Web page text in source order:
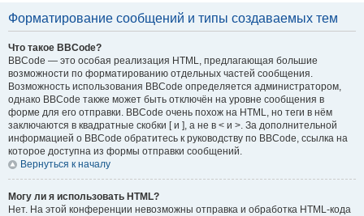
Форматирование сообщений и типы создаваемых тем
Что такое BBCode?
BBCode — это особая реализация HTML, предлагающая большие
возможности по форматированию отдельных частей сообщения.
Возможность использования BBCode определяется администратором,
однако BBCode также может быть отключён на уровне сообщения в
форме для его отправки. BBCode очень похож на HTML, но теги в нём
заключаются в квадратные скобки [ и ], а не в < и >. За дополнительной
информацией о BBCode обратитесь к руководству по BBCode, ссылка на
которое доступна из формы отправки сообщений.
Вернуться к началу
Могу ли я использовать HTML?
Нет. На этой конференции невозможны отправка и обработка HTML-кода